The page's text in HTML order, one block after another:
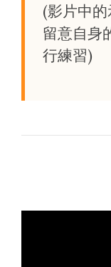
(影片中
留意自身
行練習)